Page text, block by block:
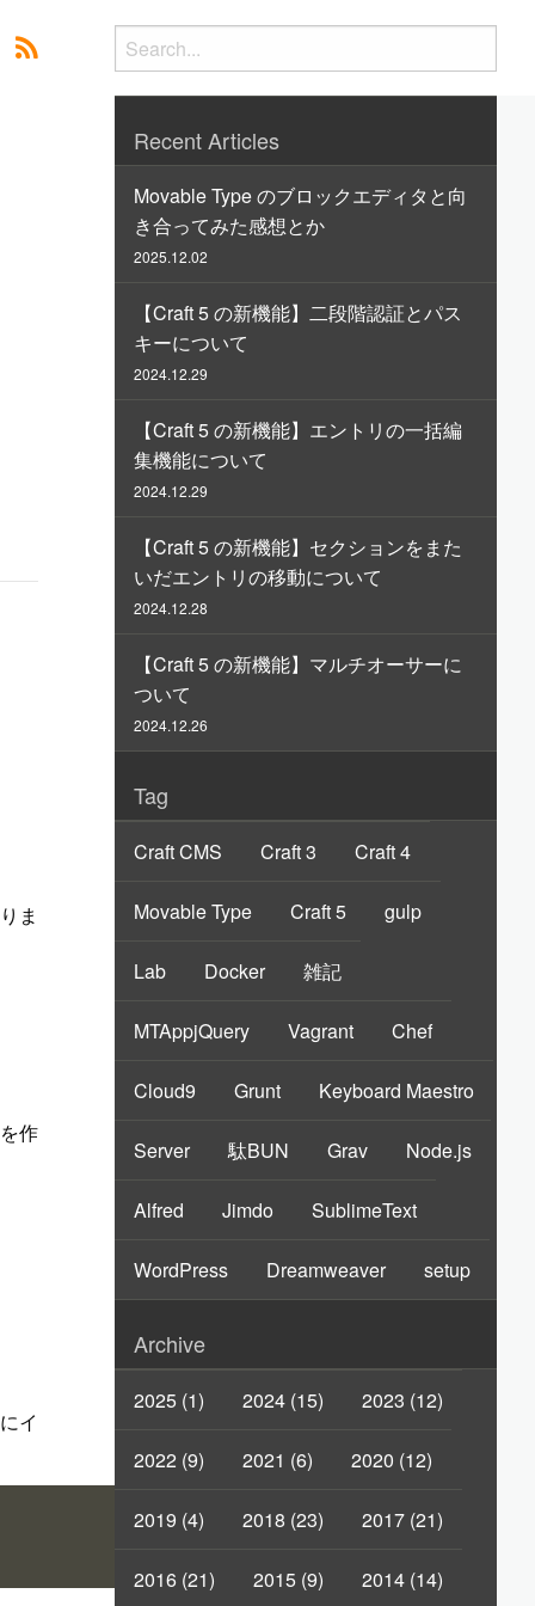
ま
作
イ
Recent Articles
Movable Type のブロックエディタと向
き合ってみた感想とか
2025.12.02
【Craft 5 の新機能】二段階認証とパス
キーについて
2024.12.29
【Craft 5 の新機能】エントリの一括編
集機能について
2024.12.29
【Craft 5 の新機能】セクションをまた
いだエントリの移動について
2024.12.28
【Craft 5 の新機能】マルチオーサーに
ついて
2024.12.26
Tag
Craft CMS Craft 3 Craft 4
Movable Type Craft 5 gulp
Lab Docker 雑記
MTAppjQuery Vagrant Chef
Cloud9 Grunt Keyboard Maestro
Server 駄BUN Grav Node.js
Alfred Jimdo SublimeText
WordPress Dreamweaver setup
Archive
2025 (1) 2024 (15) 2023 (12)
2022 (9) 2021 (6) 2020 (12)
2019 (4) 2018 (23) 2017 (21)
2016 (21) 2015 (9) 2014 (14)